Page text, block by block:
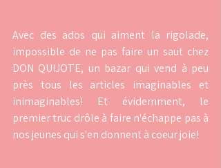
Avec des ados qui aiment la rigolade,
impossible de ne pas faire un saut chez
DON QUIJOTE, un bazar qui vend à peu
près tous les articles imaginables et
inimaginables! Et évidemment, le
premier truc drôle à faire n'échappe pas à
nos jeunes qui s'en donnent à coeur joie!